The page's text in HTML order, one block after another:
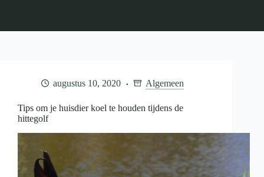
augustus 10, 2020 Algemeen
Tips om je huisdier koel te houden tijdens de
hittegolf